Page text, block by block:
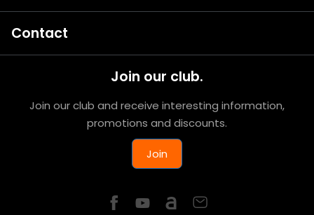
Contact
Join our club.
Join our club and receive interesting information,
promotions and discounts.
Join